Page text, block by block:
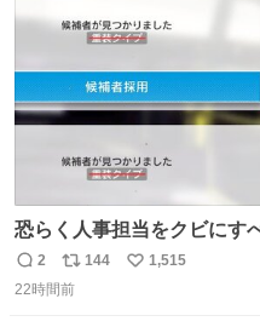
恐らく人事担当をクビに
返
信
2
リ
ポ
144
い
1,515
22時間前